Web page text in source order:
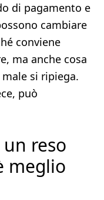
di pagamento e
cambiare
conviene
ma anche cosa
si ripiega.
può
reso
meglio